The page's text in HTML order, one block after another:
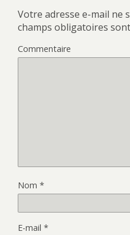
Votre adresse e-mail ne
champs obligatoires
Commentaire
Nom *
E-mail *